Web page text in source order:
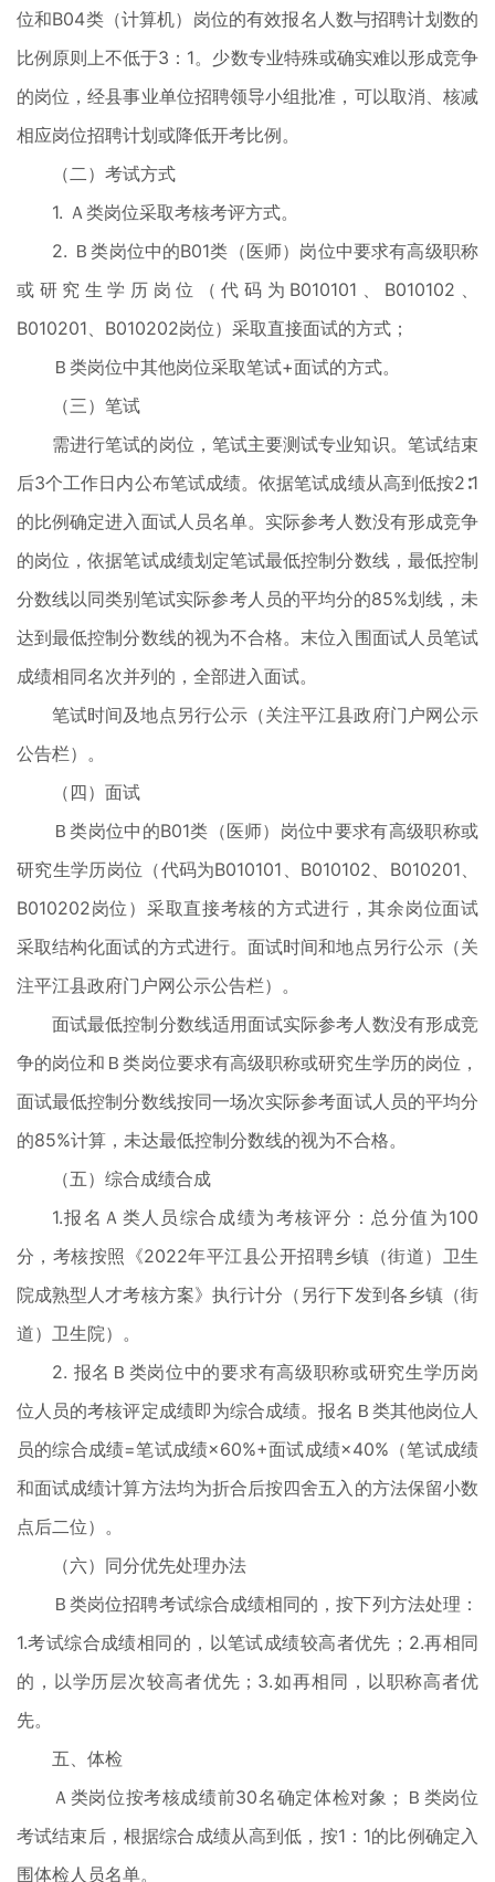
位和B04类（计算机）岗位的有效报名人数与招聘计划数的
比例原则上不低于3：1。少数专业特殊或确实难以形成竞争
的岗位，经县事业单位招聘领导小组批准，可以取消、核减
相应岗位招聘计划或降低开考比例。
（二）考试方式
1. Ａ类岗位采取考核考评方式。
2. Ｂ类岗位中的B01类（医师）岗位中要求有高级职称
或研究生学历岗位（代码为B010101、B010102、
B010201、B010202岗位）采取直接面试的方式；
Ｂ类岗位中其他岗位采取笔试+面试的方式。
（三）笔试
需进行笔试的岗位，笔试主要测试专业知识。笔试结束
后3个工作日内公布笔试成绩。依据笔试成绩从高到低按2∶1
的比例确定进入面试人员名单。实际参考人数没有形成竞争
的岗位，依据笔试成绩划定笔试最低控制分数线，最低控制
分数线以同类别笔试实际参考人员的平均分的85%划线，未
达到最低控制分数线的视为不合格。末位入围面试人员笔试
成绩相同名次并列的，全部进入面试。
笔试时间及地点另行公示（关注平江县政府门户网公示
公告栏）。
（四）面试
Ｂ类岗位中的B01类（医师）岗位中要求有高级职称或
研究生学历岗位（代码为B010101、B010102、B010201、
B010202岗位）采取直接考核的方式进行，其余岗位面试
采取结构化面试的方式进行。面试时间和地点另行公示（关
注平江县政府门户网公示公告栏）。
面试最低控制分数线适用面试实际参考人数没有形成竞
争的岗位和Ｂ类岗位要求有高级职称或研究生学历的岗位，
面试最低控制分数线按同一场次实际参考面试人员的平均分
的85%计算，未达最低控制分数线的视为不合格。
（五）综合成绩合成
1.报名Ａ类人员综合成绩为考核评分：总分值为100
分，考核按照《2022年平江县公开招聘乡镇（街道）卫生
院成熟型人才考核方案》执行计分（另行下发到各乡镇（街
道）卫生院）。
2. 报名Ｂ类岗位中的要求有高级职称或研究生学历岗
位人员的考核评定成绩即为综合成绩。报名Ｂ类其他岗位人
员的综合成绩=笔试成绩×60%+面试成绩×40%（笔试成绩
和面试成绩计算方法均为折合后按四舍五入的方法保留小数
点后二位）。
（六）同分优先处理办法
Ｂ类岗位招聘考试综合成绩相同的，按下列方法处理：
1.考试综合成绩相同的，以笔试成绩较高者优先；2.再相同
的，以学历层次较高者优先；3.如再相同，以职称高者优
先。
五、体检
Ａ类岗位按考核成绩前30名确定体检对象；Ｂ类岗位
考试结束后，根据综合成绩从高到低，按1：1的比例确定入
围体检人员名单。